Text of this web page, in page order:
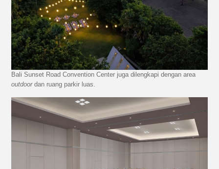
Bali Sunset Road Convention Center juga dilengkapi dengan area
outdoordan ruang parkir luas.